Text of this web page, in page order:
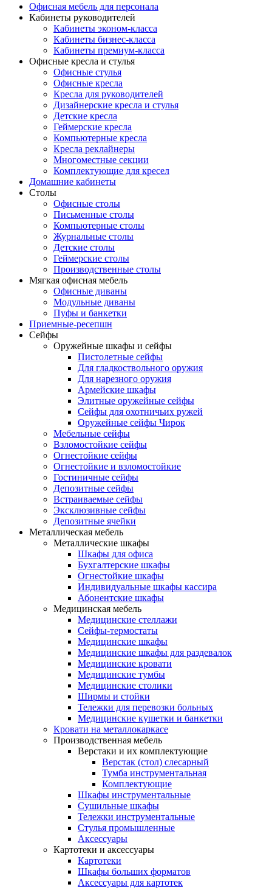
Офисная мебель для персонала
Кабинеты руководителей
Кабинеты эконом-класса
Кабинеты бизнес-класса
Кабинеты премиум-класса
Офисные кресла и стулья
Офисные стулья
Офисные кресла
Кресла для руководителей
Дизайнерские кресла и стулья
Детские кресла
Геймерские кресла
Компьютерные кресла
Кресла реклайнеры
Многоместные секции
Комплектующие для кресел
Домашние кабинеты
Столы
Офисные столы
Письменные столы
Компьютерные столы
Журнальные столы
Детские столы
Геймерские столы
Производственные столы
Мягкая офисная мебель
Офисные диваны
Модульные диваны
Пуфы и банкетки
Приемные-ресепшн
Сейфы
Оружейные шкафы и сейфы
Пистолетные сейфы
Для гладкоствольного оружия
Для нарезного оружия
Армейские шкафы
Элитные оружейные сейфы
Сейфы для охотничьих ружей
Оружейные сейфы Чирок
Мебельные сейфы
Взломостойкие сейфы
Огнестойкие сейфы
Огнестойкие и взломостойкие
Гостиничные сейфы
Депозитные сейфы
Встраиваемые сейфы
Эксклюзивные сейфы
Депозитные ячейки
Металлическая мебель
Металлические шкафы
Шкафы для офиса
Бухгалтерские шкафы
Огнестойкие шкафы
Индивидуальные шкафы кассира
Абонентские шкафы
Медицинская мебель
Медицинские стеллажи
Сейфы-термостаты
Медицинские шкафы
Медицинские шкафы для раздевалок
Медицинские кровати
Медицинские тумбы
Медицинские столики
Ширмы и стойки
Тележки для перевозки больных
Медицинские кушетки и банкетки
Кровати на металлокаркасе
Производственная мебель
Верстаки и их комплектующие
Верстак (стол) слесарный
Тумба инструментальная
Комплектующие
Шкафы инструментальные
Сушильные шкафы
Тележки инструментальные
Стулья промышленные
Аксессуары
Картотеки и аксессуары
Картотеки
Шкафы больших форматов
Аксессуары для картотек